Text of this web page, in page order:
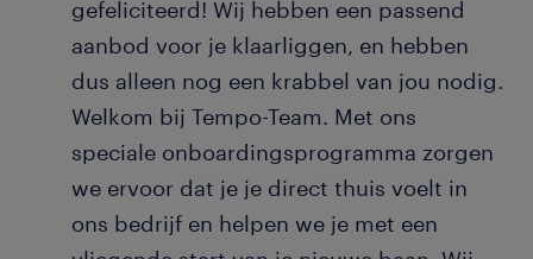
gefeliciteerd! Wij hebben een passend
aanbod voor je klaarliggen, en hebben
dus alleen nog een krabbel van jou nodig.
Welkom bij Tempo-Team. Met ons
speciale onboardingsprogramma zorgen
we ervoor dat je je direct thuis voelt in
ons bedrijf en helpen we je met een